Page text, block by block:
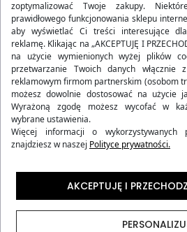
Darmowa dostawa od 200 zł
30 dni na zwrot
Opis i parametry produktu
zoptymalizować Twoje zakupy.
prawidłowego funkcjonowania sklepu
aby wyświetlać Ci treści interesujące
reklamę. Klikając na „AKCEPTUJĘ I
na użycie wymienionych wyżej plików
przetwarzanie Twoich danych włącznie
reklamowym firmom partnerskim (osobom
możesz dowolnie dostosować na użycie
Wyrażoną zgodę możesz wycofać w
wybrane ustawienia.
Więcej informacji o wykorzystywanych
znajdziesz w naszej Polityce prywatności.
AKCEPTUJĘ I